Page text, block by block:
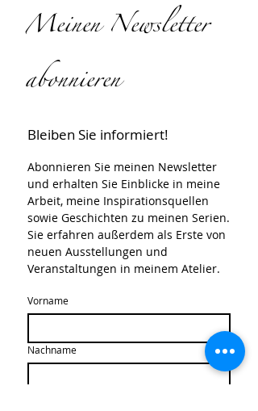
Meinen Newsletter
abonnieren
Bleiben Sie informiert!
Abonnieren Sie meinen Newsletter
und erhalten Sie Einblicke in meine
Arbeit, meine Inspirationsquellen
sowie Geschichten zu meinen Serien.
Sie erfahren außerdem als Erste von
neuen Ausstellungen und
Veranstaltungen in meinem Atelier.
Vorname
Nachname